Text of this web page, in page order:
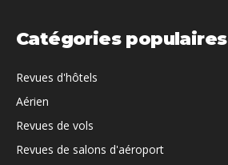
Catégories populaires
Revues d'hôtels
Aérien
Revues de vols
Revues de salons d'aéroport